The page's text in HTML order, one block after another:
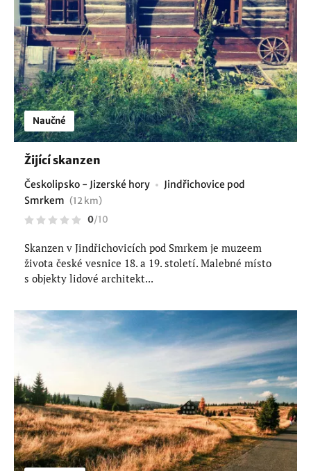
Naučné
Žijící skanzen
Českolipsko - Jizerské hory
Jindřichovice pod
Smrkem (12 km)
0/10
Skanzen v Jindřichovicích pod Smrkem je muzeem
života české vesnice 18. a 19. století. Malebné místo
s objekty lidové architekt...